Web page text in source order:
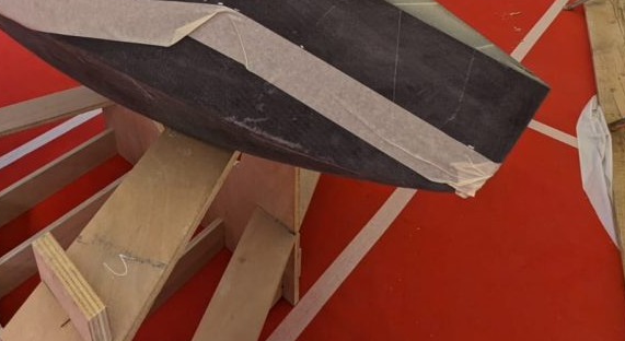
22Jan
Classe Ultim 32/23
Records
Gitana 17 devient Actual
Source
22 janvier 2025